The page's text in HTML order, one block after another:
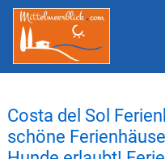
Costa del Sol
schöne